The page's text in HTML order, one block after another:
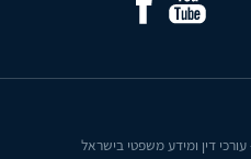
דין ומידע משפטי בישראל